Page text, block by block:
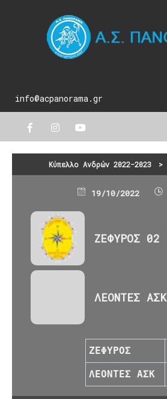
info@acpanorama.gr
Κύπελλο Ανδρών 2022-2023 >
19/10/2022
ΖΕΦΥΡΟΣ 02
ΛΕΟΝΤΕΣ ΑΣΚ
ΖΕΦΥΡΟΣ
ΛΕΟΝΤΕΣ ΑΣΚ